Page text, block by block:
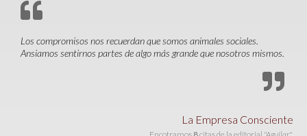
Los compromisos nos recuerdan que somos animales sociales.
Ansiamos sentirnos partes de algo más grande que nosotros mismos.
La Empresa Consciente